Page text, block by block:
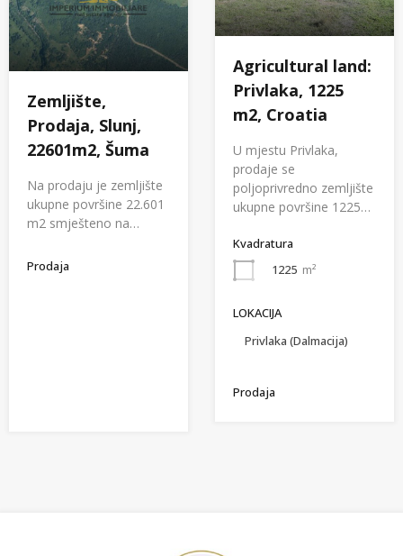
Zemljište,
Prodaja, Slunj,
22601m2, Šuma
Na prodaju je zemljište
ukupne površine 22.601
m2 smješteno na…
Prodaja
Agricultural land:
Privlaka, 1225
m2, Croatia
U mjestu Privlaka,
prodaje se
poljoprivredno zemljište
ukupne površine 1225…
Kvadratura
1225 m²
LOKACIJA
Privlaka (Dalmacija)
Prodaja